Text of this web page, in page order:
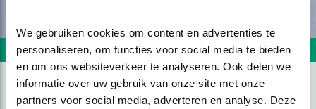
We gebruiken cookies om content en advertenties te
personaliseren, om functies voor social media te bieden
en om ons websiteverkeer te analyseren. Ook delen we
informatie over uw gebruik van onze site met onze
partners voor social media, adverteren en analyse. Deze
Volgende foto Vorige foto